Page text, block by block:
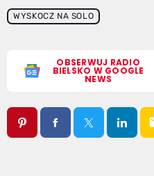
WYSKOCZ NA SOLO
OBSERWUJ RADIO
BIELSKO W GOOGLE
NEWS